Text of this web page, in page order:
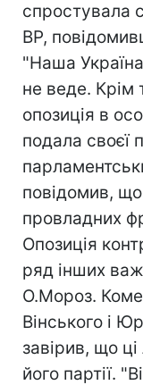
спростувала
ВР,
"Наша
не веде. Крім
опозиція в
подала своєї
повідомив, що
провладних
Опозиція
ряд інших
О.Мороз.
Вінського і
завірив, що
його партії.